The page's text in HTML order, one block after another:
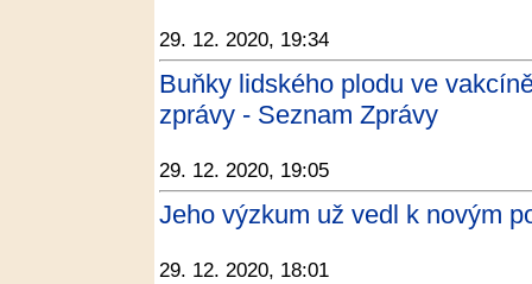
29. 12. 2020, 19:34
Buňky lidského plodu ve
zprávy - Seznam Zprávy
29. 12. 2020, 19:05
Jeho výzkum už vedl k novým
29. 12. 2020, 18:01